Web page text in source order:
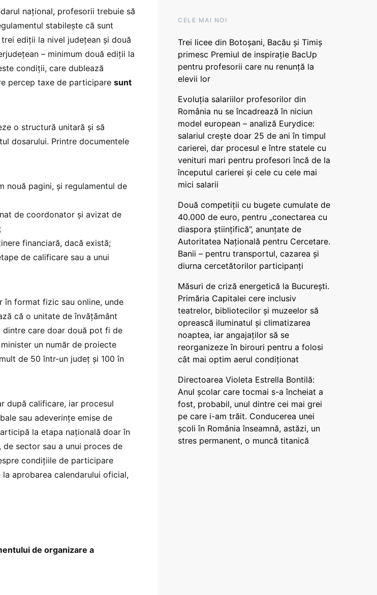
național, profesorii trebuie să
stabilește că sunt
ediții la nivel județean și două
– minimum două ediții la
condiții, care dublează
percep taxe de participare sunt
o structură unitară și să
dosarului. Printre documentele
nouă pagini, și regulamentul de
de coordonator și avizat de
financiară, dacă există;
de calificare sau a unui
în format fizic sau online, unde
că o unitate de învățământ
care doar două pot fi de
un număr de proiecte
de 50 într-un județ și 100 în
după calificare, iar procesul
sau adeverințe emise de
la etapa națională doar în
sector sau a unui proces de
condițiile de participare
aprobarea calendarului oficial,
de organizare a
CELE MAI NOI
Trei licee din Botoșani, Bacău și Timiș
primesc Premiul de inspirație BacUp
pentru profesorii care nu renunță la
elevii lor
Evoluția salariilor profesorilor din
România nu se încadrează în niciun
model european – analiză Eurydice:
salariul crește doar 25 de ani în timpul
carierei, dar procesul e între statele cu
venituri mari pentru profesori încă de la
începutul carierei și cele cu cele mai
mici salarii
Două competiții cu bugete cumulate de
40.000 de euro, pentru „conectarea cu
diaspora științifică”, anunțate de
Autoritatea Națională pentru Cercetare.
Banii – pentru transportul, cazarea și
diurna cercetătorilor participanți
Măsuri de criză energetică la București.
Primăria Capitalei cere inclusiv
teatrelor, bibliotecilor și muzeelor să
oprească iluminatul și climatizarea
noaptea, iar angajaților să se
reorganizeze în birouri pentru a folosi
cât mai optim aerul condiționat
Directoarea Violeta Estrella Bontilă:
Anul școlar care tocmai s-a încheiat a
fost, probabil, unul dintre cei mai grei
pe care i-am trăit. Conducerea unei
școli în România înseamnă, astăzi, un
stres permanent, o muncă titanică